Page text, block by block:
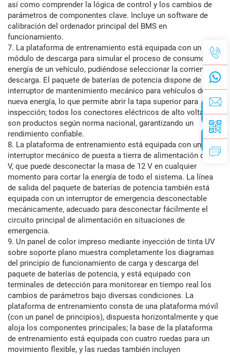
así como comprender la lógica de control y los cambios de
parámetros de componentes clave. Incluye un software de
calibración del ordenador principal del BMS en
funcionamiento.
7. La plataforma de entrenamiento está equipada con un
módulo de descarga para simular el proceso de consumo de
energía de un vehículo, pudiéndose seleccionar la corriente de
descarga. El paquete de baterías de potencia dispone de un
interruptor de mantenimiento mecánico para vehículos de
nueva energía, lo que permite abrir la tapa superior para
inspección; todos los conectores eléctricos de alto voltaje
son productos según norma nacional, garantizando un
rendimiento confiable.
8. La plataforma de entrenamiento está equipada con un
interruptor mecánico de puesta a tierra de alimentación de 12
V, que puede desconectar la masa de 12 V en cualquier
momento para cortar la energía de todo el sistema. La línea
de salida del paquete de baterías de potencia también está
equipada con un interruptor de emergencia desconectable
mecánicamente, adecuado para desconectar fácilmente el
circuito principal de alimentación en situaciones de
emergencia.
9. Un panel de color impreso mediante inyección de tinta UV
sobre soporte plano muestra completamente los diagramas
del principio de funcionamiento de carga y descarga del
paquete de baterías de potencia, y está equipado con
terminales de detección para monitorear en tiempo real los
cambios de parámetros bajo diversas condiciones. La
plataforma de entrenamiento consta de una plataforma móvil
(con un panel de principios), dispuesta horizontalmente y que
aloja los componentes principales; la base de la plataforma
de entrenamiento está equipada con cuatro ruedas para un
movimiento flexible, y las ruedas también incluyen